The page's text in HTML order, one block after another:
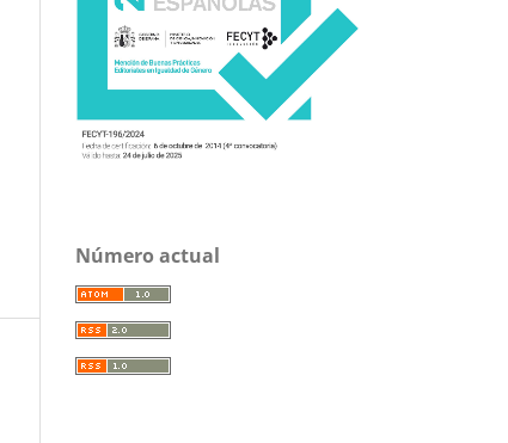
Número actual